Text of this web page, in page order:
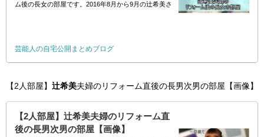
ム後の長女の部屋です。2016年8月から9月の辻希美さ
芸能人の自宅公開まとめブログ
【2人部屋】 辻希美夫婦のリフォーム直後の長男次男の部屋【画像】
【2人部屋】辻希美夫婦のリフォーム直
後の長男次男の部屋【画像】